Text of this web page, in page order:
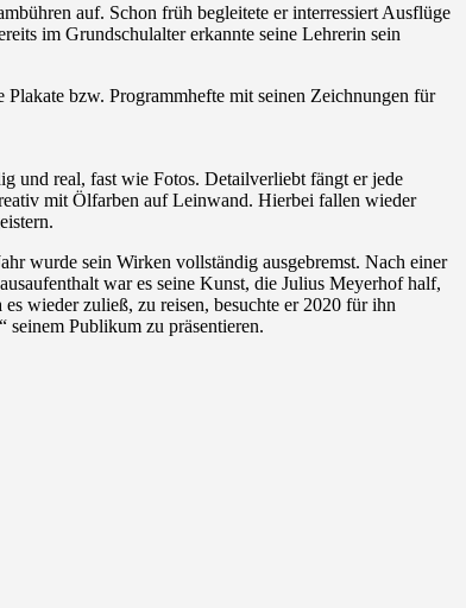
auf. Schon früh begleitete er interressiert Ausflüge
im Grundschulalter erkannte seine Lehrerin sein
bzw. Programmhefte mit seinen Zeichnungen für
und real, fast wie Fotos. Detailverliebt fängt er jede
mit Ölfarben auf Leinwand. Hierbei fallen wieder
wurde sein Wirken vollständig ausgebremst. Nach einer
war es seine Kunst, die Julius Meyerhof half,
wieder zuließ, zu reisen, besuchte er 2020 für ihn
Publikum zu präsentieren.